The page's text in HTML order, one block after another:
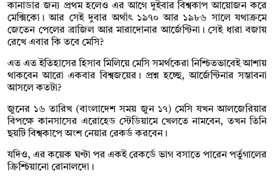
কানাডার জন্য প্রথম হলেও এর আগে দুইবার বিশ্বকাপ আয়োজন করে
মেক্সিকো। আর সেই দুবার অর্থাৎ ১৯৭০ আর ১৯৮৬ সালে যথাক্রমে
জেতেন পেলের ব্রাজিল আর মারাদোনার আর্জেন্টিনা। সেই ধারা বজায়
রেখে এবার কি তবে মেসি?
এত এত ইতিহাসের হিসাব মিলিয়ে মেসি সমর্থকেরা নিশ্চিতভাবেই আশায়
থাকবেন আরো একবার বিশ্বজয়ের। প্রশ্ন হচ্ছে, আর্জেন্টিনার সম্ভাবনা
আসলে কতটা?
জুনের ১৬ তারিখ (বাংলাদেশ সময় জুন ১৭) মেসি যখন আলজেরিয়ার
বিপক্ষে কানসাসের এরোহেড স্টেডিয়ামে খেলতে নামবেন, তখন তিনি
ছয়টি বিশ্বকাপে অংশ নেয়ার রেকর্ড করবেন।
যদিও, এর কয়েক ঘণ্টা পর একই রেকর্ডে ভাগ বসাতে পারেন পর্তুগালের
ক্রিশ্চিয়ানো রোনালদো।